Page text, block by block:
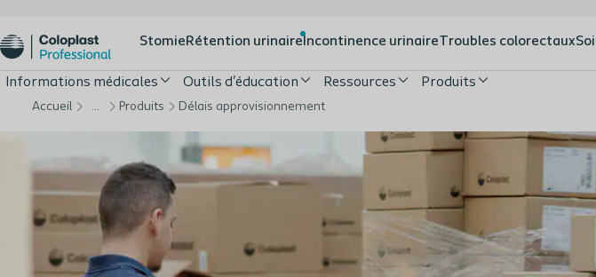
StomieRétention urinaire Incontinence urinaireTroubles colorectaux
Informations médicales Outils d'éducation Ressources Produits
Accueil … Produits Délais approvisionnement